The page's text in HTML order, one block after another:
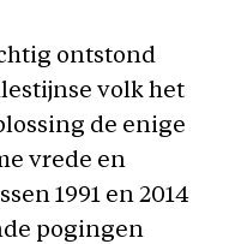
ontstond
volk het
de enige
vrede en
1991 en 2014
pogingen